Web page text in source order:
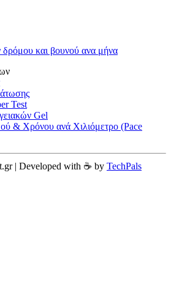
και βουνού ανα μήνα
Test
Gel
& Χρόνου ανά Χιλιόμετρο (Pace
| Developed with ☕️ by TechPals